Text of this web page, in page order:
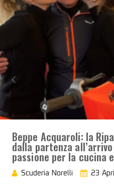
Beppe Acquaroli: la
dalla partenza
passione per la cucina
Scuderia Norelli 23